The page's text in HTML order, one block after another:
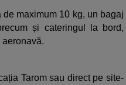
maximum 10 kg, un bagaj
și cateringul la bord,
Tarom sau direct pe site-